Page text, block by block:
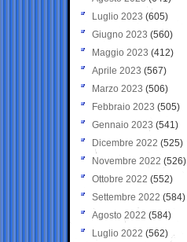
Luglio 2023 (605)
Giugno 2023 (560)
Maggio 2023 (412)
Aprile 2023 (567)
Marzo 2023 (506)
Febbraio 2023 (505)
Gennaio 2023 (541)
Dicembre 2022 (525)
Novembre 2022 (526)
Ottobre 2022 (552)
Settembre 2022 (584)
Agosto 2022 (584)
Luglio 2022 (562)